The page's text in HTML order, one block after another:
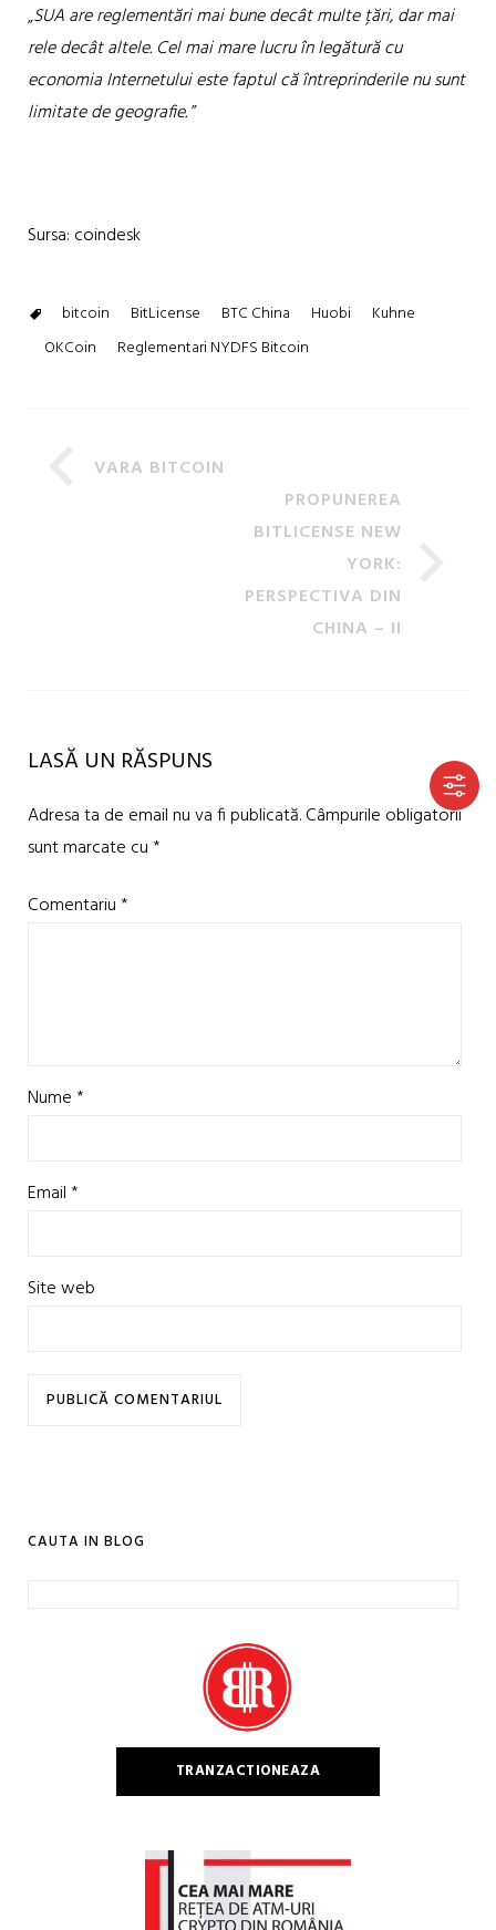
„SUA are reglementări mai bune decât multe țări, dar mai
rele decât altele. Cel mai mare lucru în legătură cu
economia Internetului este faptul că întreprinderile nu sunt
limitate de geografie.”
Sursa: coindesk
bitcoin BitLicense BTC China Huobi
Kuhne
OKCoin
Reglementari NYDFS Bitcoin
VARA BITCOIN
PROPUNEREA
BITLICENSE NEW
YORK:
PERSPECTIVA DIN
CHINA – II
LASĂ UN RĂSPUNS
Adresa ta de email nu va fi publicată.Câmpurile obligatorii
sunt marcate cu*
Comentariu*
Nume*
Email*
Site web
CAUTA IN BLOG
TRANZACTIONEAZA